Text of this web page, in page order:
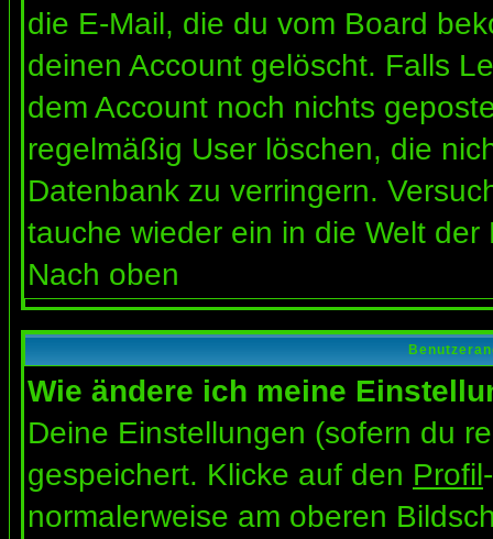
die E-Mail, die du vom Board
deinen Account gelöscht. Falls
dem Account noch nichts
regelmäßig User löschen, die
Datenbank zu verringern.
tauche wieder ein in die Welt der
Nach oben
Wie ändere ich meine
Deine Einstellungen (sofern du
gespeichert. Klicke auf den Profil
normalerweise am oberen